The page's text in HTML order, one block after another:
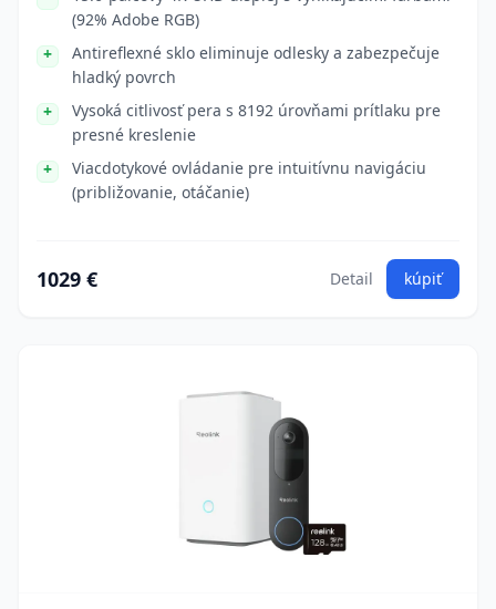
(92% Adobe RGB)
Antireflexné sklo eliminuje odlesky a zabezpečuje
hladký povrch
Vysoká citlivosť pera s 8192 úrovňami prítlaku pre
presné kreslenie
Viacdotykové ovládanie pre intuitívnu navigáciu
(približovanie, otáčanie)
1029 € Detail kúpiť